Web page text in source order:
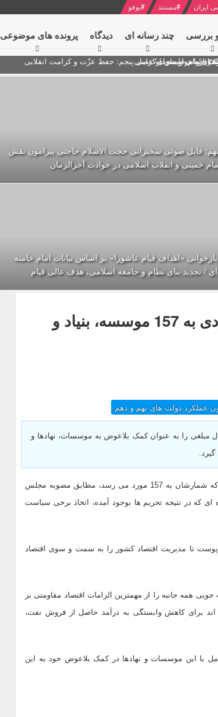
ایران #مستند #یوفو
بررسی چند رسانه ای دیدگاه‌ پرونده های موضوعی
هواپیمای اوکراینیای خوانی و صوت
فایل صوتی سخنرانی حجت الاسلام حاجتی پیرامون نقش
خمینی و انقلاب اسلامی در حوادث آخرالزمان
بازخوانی «اهداف قیام عاشورا» بر اساس بیانات امام خامنه
ای / تجدید بنای نظام و جامعه اسلامی، هدف عالی قیام
بازنگری دولت در کمک بلاعوض 750 میلیاردی به 157 موسسه، بنیاد و
عملکرد دولت های نهم و دهم
را به عنوان کمک بلاعوض به موسسات، نهادها و
کمک های امسال دولت به این قبیل موسسات و نهادها که شمارشان به 157 مورد می رسد، مطابق مصوبه مجلس
ای که در نتیجه تحریم ها بوجود آمده، اتخاذ برخی سیاست
تا مدیریت اقتصاد کشور را به سمت و سوی اقتصاد
همه جانبه را از مهمترین الزامات اقتصاد مقاومتی بر
برای کاهش وابستگی به درآمد حاصل از فروش نفت،
با این موسسات و نهادها در کمک بلاعوض خود به این